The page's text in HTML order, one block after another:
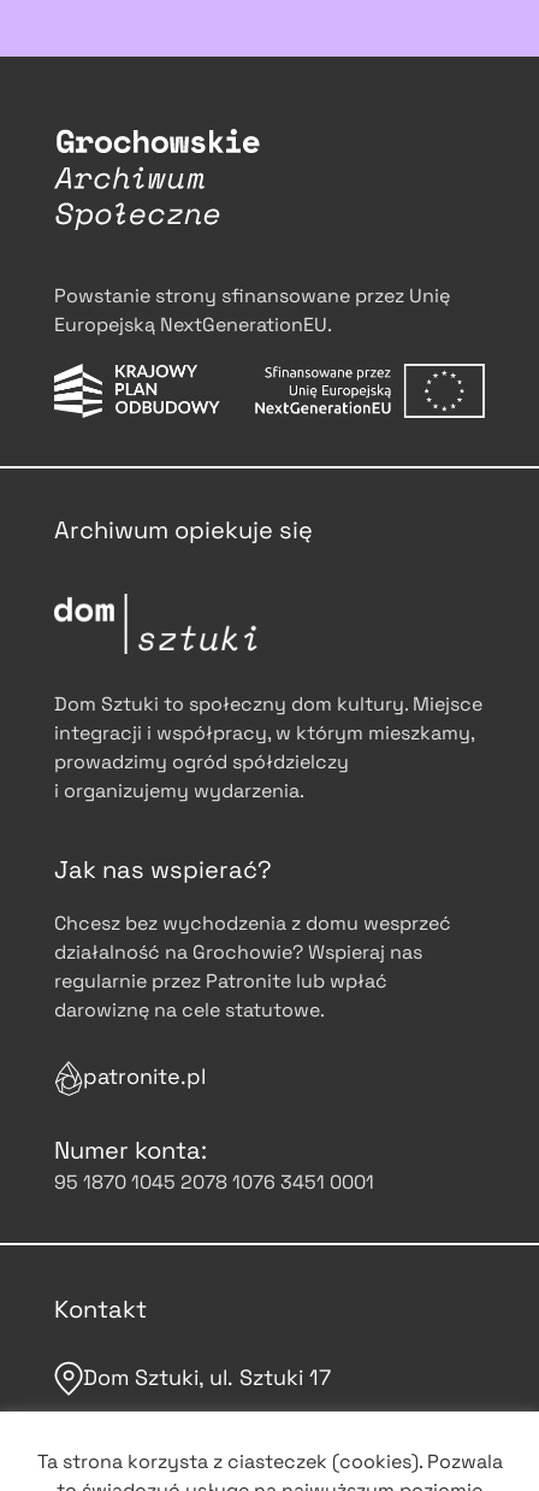
Powstanie strony sfinansowane przez Unię
Europejską NextGenerationEU.
Archiwum opiekuje się
Dom Sztuki to społeczny dom kultury. Miejsce
integracji i współpracy, w którym mieszkamy,
prowadzimy ogród spółdzielczy
i organizujemy wydarzenia.
Jak nas wspierać?
Chcesz bez wychodzenia z domu wesprzeć
działalność na Grochowie? Wspieraj nas
regularnie przez Patronite lub wpłać
darowiznę na cele statutowe.
patronite.pl
Numer konta:
95 1870 1045 2078 1076 3451 0001
Kontakt
Dom Sztuki, ul. Sztuki 17
domsztuki.org
Ta strona korzysta z ciasteczek (cookies). Pozwala